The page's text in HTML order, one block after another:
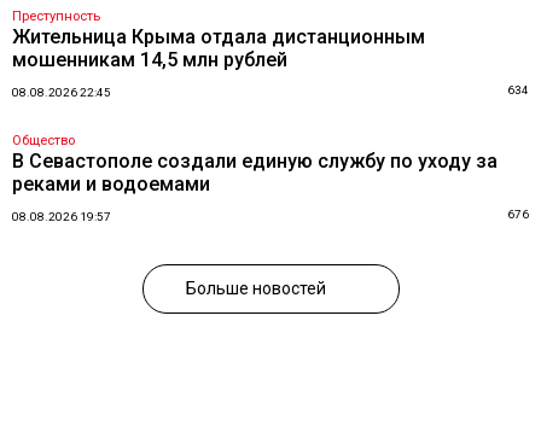
Преступность
Жительница Крыма отдала дистанционным
мошенникам 14,5 млн рублей
08.08.2026 22:45 634
Общество
В Севастополе создали единую службу по уходу за
реками и водоемами
08.08.2026 19:57 676
Больше новостей